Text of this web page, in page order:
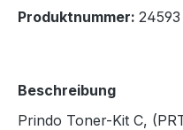
Produktnummer: 24593
Beschreibung
Prindo Toner-Kit C,